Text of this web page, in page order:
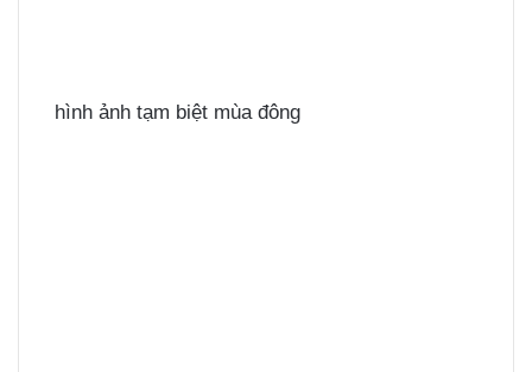
hình ảnh tạm biệt mùa đông